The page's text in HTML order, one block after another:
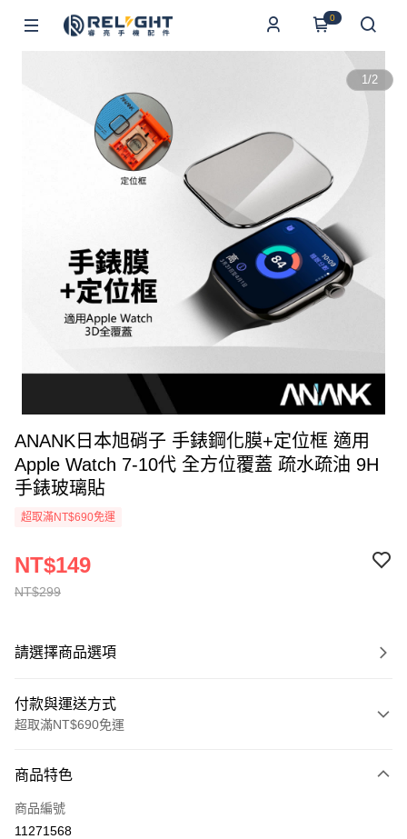
0
1/2
ANANK日本旭硝子 手錶鋼化膜+定位框 適用
Apple Watch 7-10代 全方位覆蓋 疏水疏油 9H
手錶玻璃貼
超取滿NT$690免運
NT$299
NT$149
請選擇商品選項
付款與運送方式
超取滿NT$690免運
信用卡一次付款
超商取貨付款
商品特色
商品編號
11271568